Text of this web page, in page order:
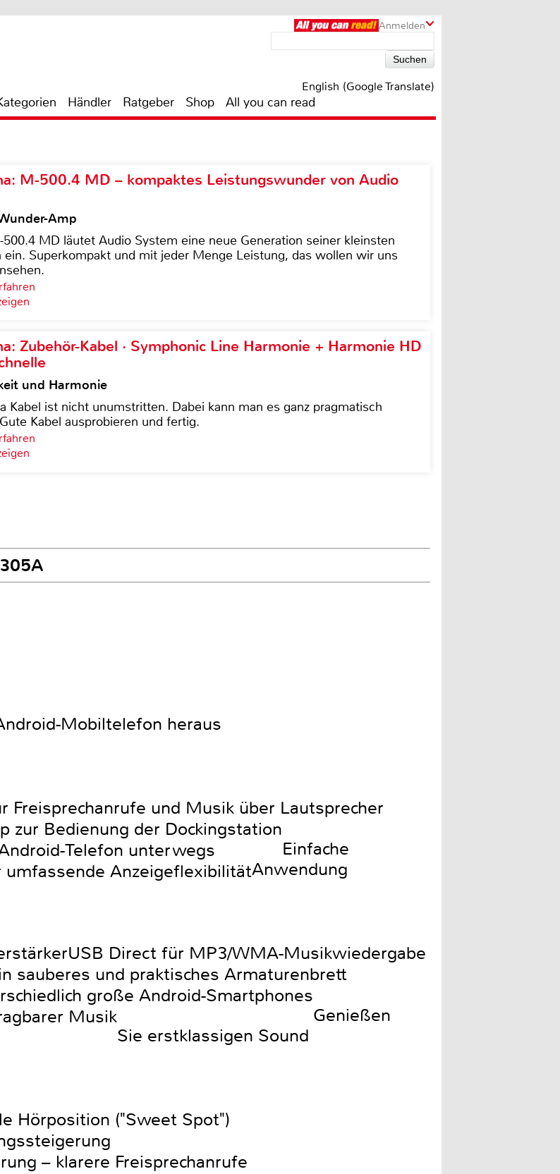
Anmelden
English (Google Translate)
Händler Ratgeber Shop All you can read
M-500.4 MD – kompaktes Leistungswunder von Audio
Amp
MD läutet Audio System eine neue Generation seiner kleinsten
ein. Superkompakt und mit jeder Menge Leistung, das wollen wir uns
Zubehör-Kabel · Symphonic Line Harmonie + Harmonie HD
und Harmonie
Kabel ist nicht unumstritten. Dabei kann man es ganz pragmatisch
Kabel ausprobieren und fertig.
Mobiltelefon heraus
und Musik über Lautsprecher
zur Bedienung der Dockingstation
Telefon unterwegs
Anzeigeflexibilität
Einfache
Anwendung
USB Direct für MP3/WMA-Musikwiedergabe
sauberes und praktisches Armaturenbrett
große Android-Smartphones
Musik
Genießen
Sie erstklassigen Sound
Hörposition ("Sweet Spot")
– klarere Freisprechanrufe